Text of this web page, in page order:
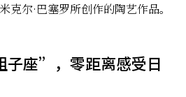
克尔·巴塞罗所创作的陶艺作品。
座”，零距离感受日